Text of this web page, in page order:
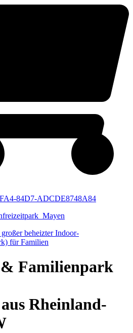
Familienpark
Rheinland-